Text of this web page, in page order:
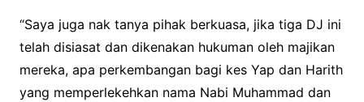
“Saya juga nak tanya pihak berkuasa, jika tiga DJ ini
telah disiasat dan dikenakan hukuman oleh majikan
mereka, apa perkembangan bagi kes Yap dan Harith
yang memperlekehkan nama Nabi Muhammad dan